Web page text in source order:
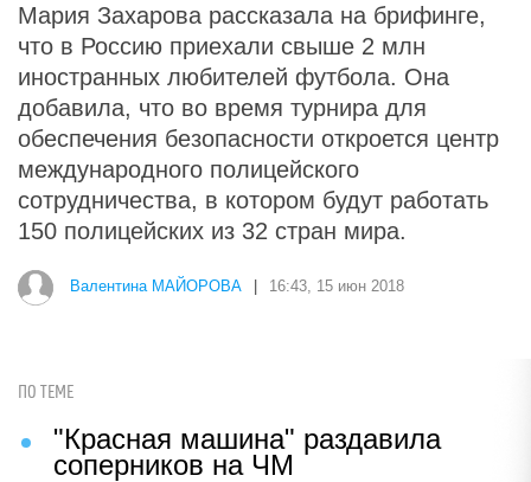
Мария Захарова рассказала на брифинге,
что в Россию приехали свыше 2 млн
иностранных любителей футбола. Она
добавила, что во время турнира для
обеспечения безопасности откроется центр
международного полицейского
сотрудничества, в котором будут работать
150 полицейских из 32 стран мира.
Валентина МАЙОРОВА 16:43, 15 июн 2018
ПО ТЕМЕ
"Красная машина" раздавила
соперников на ЧМ